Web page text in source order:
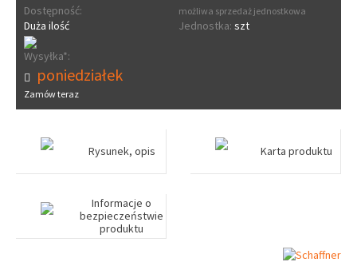
Dostępność:
Duża ilość
możliwa sprzedaż jednostkowa
Jednostka: szt
Wysyłka*:
poniedziałek
Zamów teraz
Rysunek, opis Karta produktu
Informacje o
bezpieczeństwie
produktu